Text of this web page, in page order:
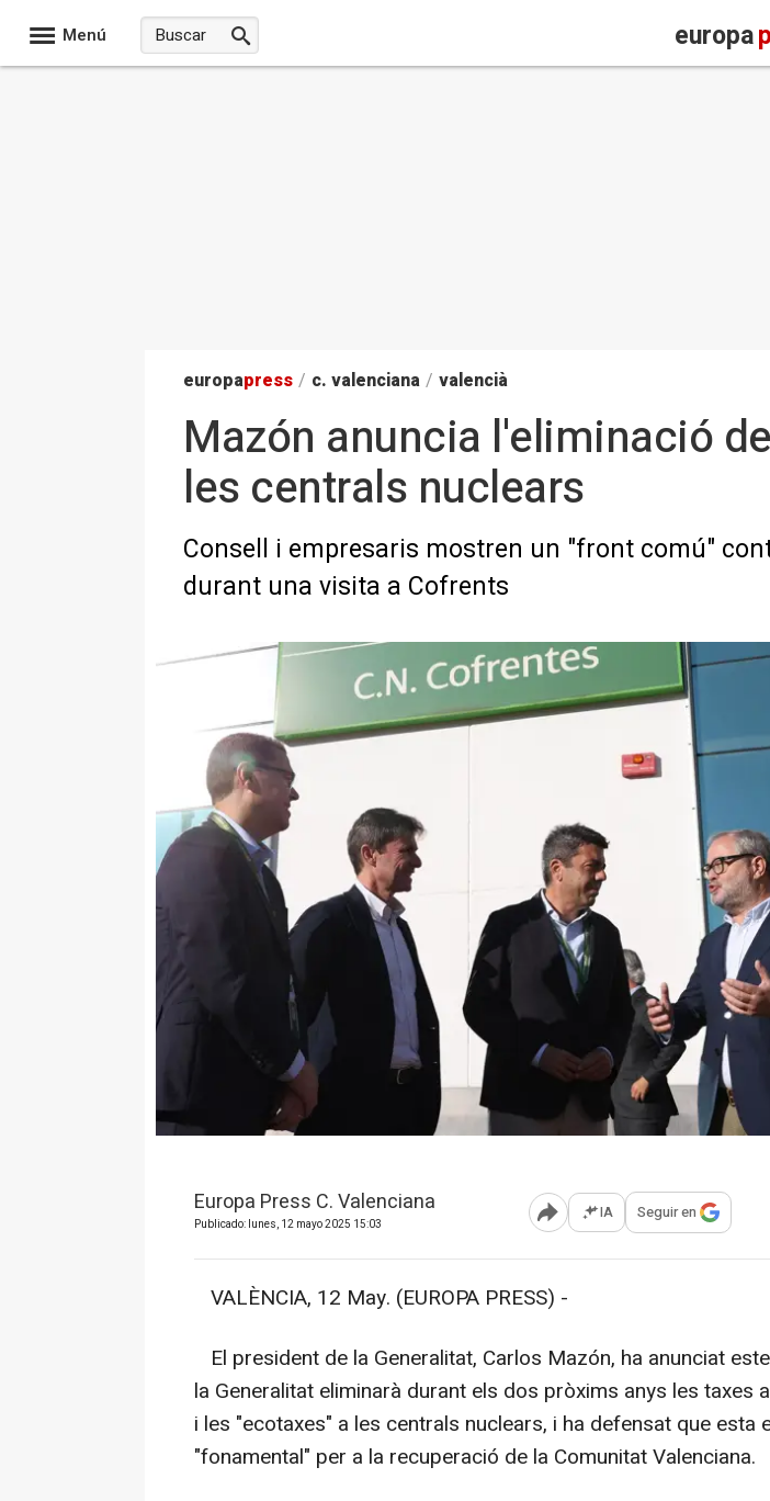
Menú europa
europapress / c. valenciana / valencià
Mazón anuncia l'eliminació
les centrals nuclears
Consell i empresaris mostren un "front comú"
durant una visita a Cofrents
Europa Press C. Valenciana
Publicado: lunes, 12 mayo 2025 15:03 Abrir opciones para
IA Seguir en
VALÈNCIA, 12 May. (EUROPA PRESS) -
El president de la Generalitat, Carlos Mazón, ha anunciat
la Generalitat eliminarà durant els dos pròxims anys les taxes
i les "ecotaxes" a les centrals nuclears, i ha defensat que esta
"fonamental" per a la recuperació de la Comunitat Valenciana.